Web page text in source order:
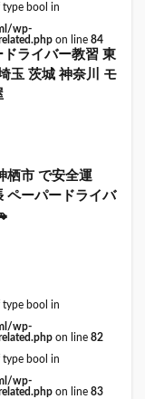
type bool in
wp-
on line 84
ドライバー教習 東
玉 茨城 神奈川 モ
栖市 で安全運
ペーパードライバ
type bool in
wp-
on line 82
type bool in
wp-
on line 83